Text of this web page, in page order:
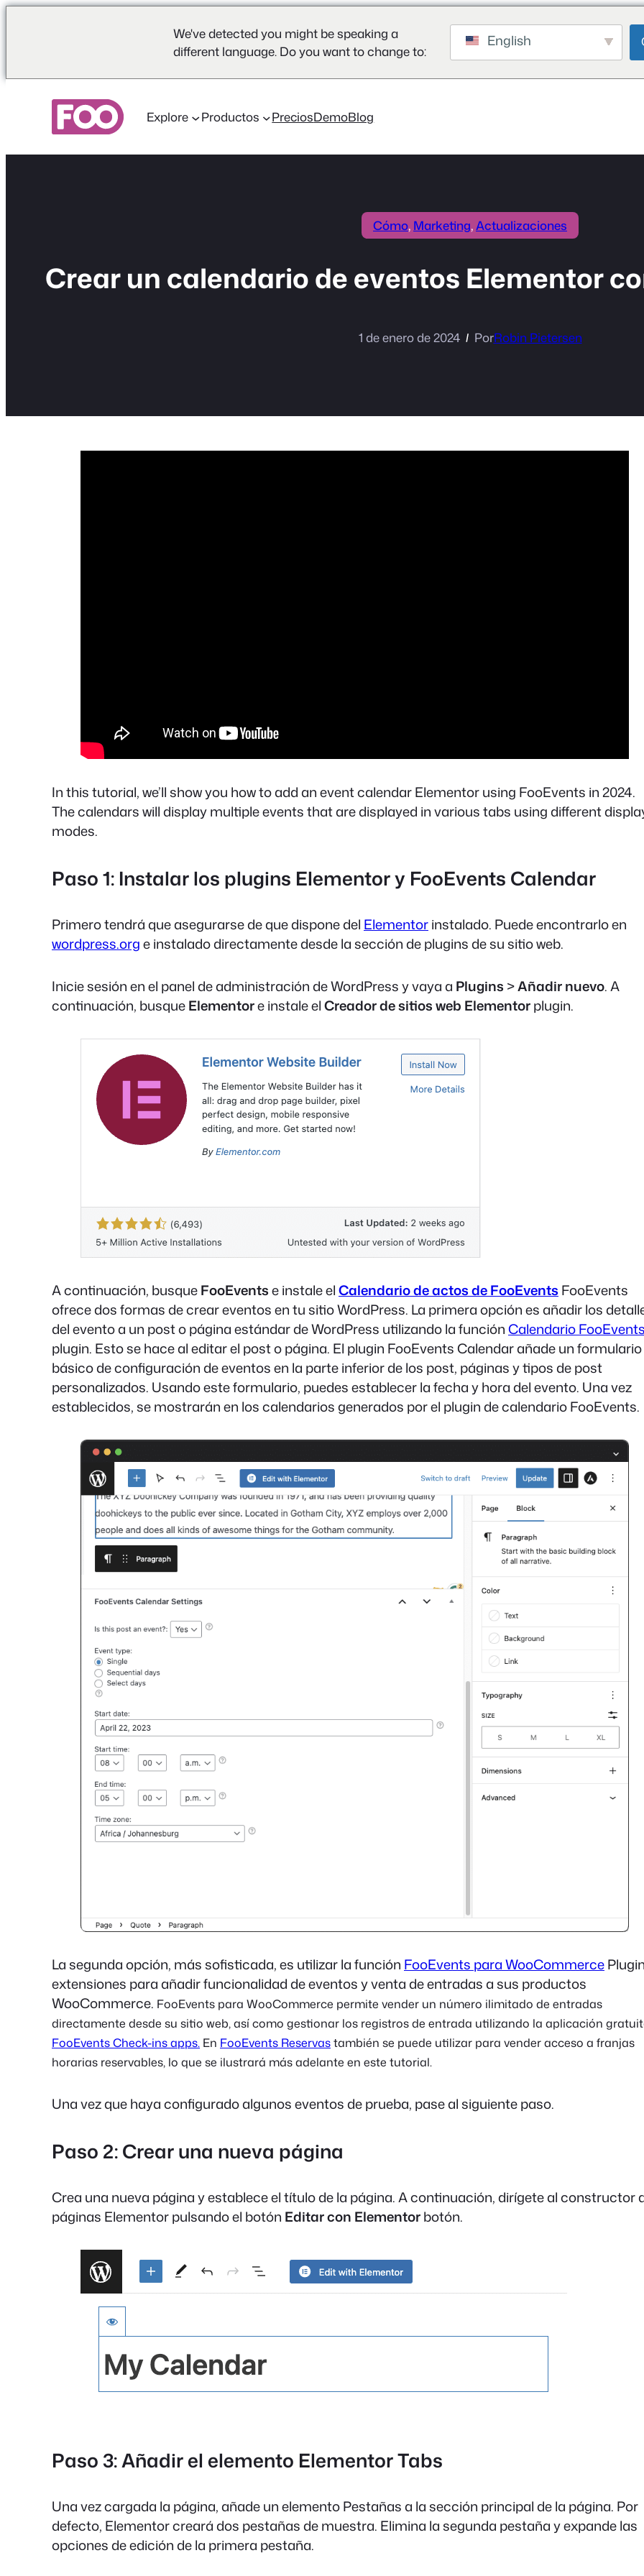
We've detected you might be speaking a
different language. Do you want to change to:
English
contenido
Explore Productos PreciosDemoBlog
Cómo, Marketing, Actualizaciones
Crear un calendario de eventos Elementor
1 de enero de 2024 PorRobin Pietersen
In this tutorial, we’ll show you how to add an event calendar Elementor using FooEvents in 2024.
The calendars will display multiple events that are displayed in various tabs using different
modes.
Paso 1: Instalar los plugins Elementor y FooEvents Calendar
Primero tendrá que asegurarse de que dispone del Elementorinstalado. Puede encontrarlo en
wordpress.orge instalado directamente desde la sección de plugins de su sitio web.
Inicie sesión en el panel de administración de WordPress y vaya a Plugins >Añadir nuevo. A
continuación, busqueElementore instale elCreador de sitios web Elementorplugin.
A continuación, busqueFooEventse instale elCalendario de actos de FooEvents FooEvents
ofrece dos formas de crear eventos en tu sitio WordPress. La primera opción es añadir los
del evento a un post o página estándar de WordPress utilizando la funciónCalendario
plugin. Esto se hace al editar el post o página. El plugin FooEvents Calendar añade un formulario
básico de configuración de eventos en la parte inferior de los post, páginas y tipos de post
personalizados. Usando este formulario, puedes establecer la fecha y hora del evento. Una vez
establecidos, se mostrarán en los calendarios generados por el plugin de calendario FooEvents.
La segunda opción, más sofisticada, es utilizar la función FooEvents para WooCommerce
extensiones para añadir funcionalidad de eventos y venta de entradas a sus productos
WooCommerce. FooEvents para WooCommerce permite vender un número ilimitado de entradas
directamente desde su sitio web, así como gestionar los registros de entrada utilizando la aplicación
FooEvents Check-ins apps. En FooEvents Reservastambién se puede utilizar para vender acceso a franjas
horarias reservables, lo que se ilustrará más adelante en este tutorial.
Una vez que haya configurado algunos eventos de prueba, pase al siguiente paso.
Paso 2: Crear una nueva página
Crea una nueva página y establece el título de la página. A continuación, dirígete al constructor
páginas Elementor pulsando el botón Editar con Elementorbotón.
Paso 3: Añadir el elemento Elementor Tabs
Una vez cargada la página, añade un elemento Pestañas a la sección principal de la página. Por
defecto, Elementor creará dos pestañas de muestra. Elimina la segunda pestaña y expande las
opciones de edición de la primera pestaña.